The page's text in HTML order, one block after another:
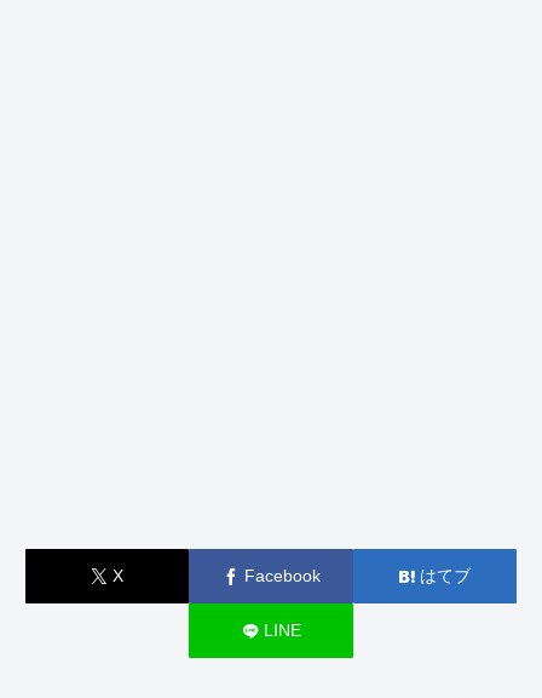
X Facebook はてブ
LINE